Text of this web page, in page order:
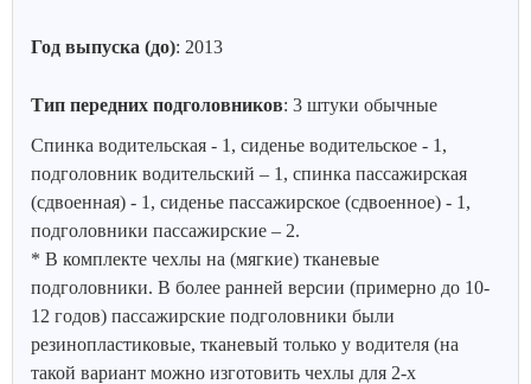
Год выпуска (до): 2013
Тип передних подголовников: 3 штуки обычные
Спинка водительская - 1, сиденье водительское - 1,
подголовник водительский – 1, спинка пассажирская
(сдвоенная) - 1, сиденье пассажирское (сдвоенное) - 1,
подголовники пассажирские – 2.
* В комплекте чехлы на (мягкие) тканевые
подголовники. В более ранней версии (примерно до 10-
12 годов) пассажирские подголовники были
резинопластиковые, тканевый только у водителя (на
такой вариант можно изготовить чехлы для 2-х